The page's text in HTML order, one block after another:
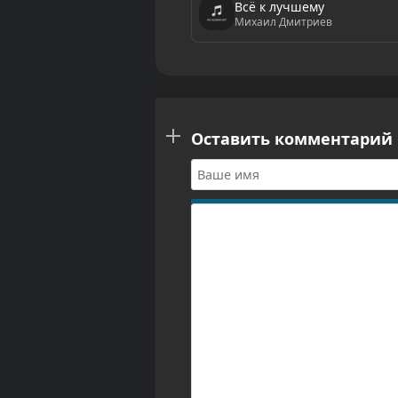
Всё к лучшему
Михаил Дмитриев
Оставить комментарий